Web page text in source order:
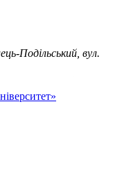
Подільський, вул.